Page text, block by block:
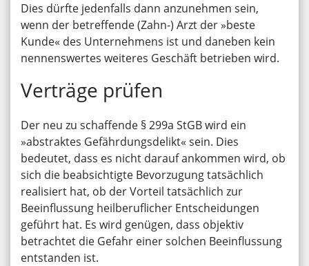
Dies dürfte jedenfalls dann anzunehmen sein,
wenn der betreffende (Zahn-) Arzt der »beste
Kunde« des Unternehmens ist und daneben kein
nennenswertes weiteres Geschäft betrieben wird.
Verträge prüfen
Der neu zu schaffende § 299a StGB wird ein
»abstraktes Gefährdungsdelikt« sein. Dies
bedeutet, dass es nicht darauf ankommen wird, ob
sich die beabsichtigte Bevorzugung tatsächlich
realisiert hat, ob der Vorteil tatsächlich zur
Beeinflussung heilberuflicher Entscheidungen
geführt hat. Es wird genügen, dass objektiv
betrachtet die Gefahr einer solchen Beeinflussung
entstanden ist.